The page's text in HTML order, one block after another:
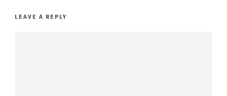
LEAVE A REPLY